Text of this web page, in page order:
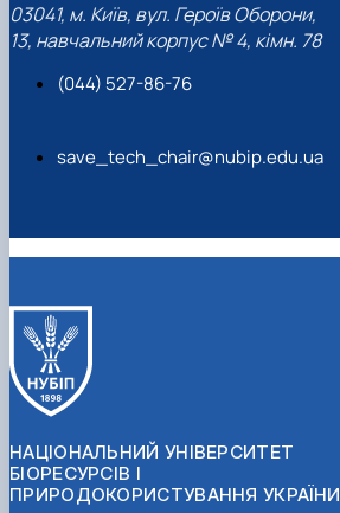
03041, м. Київ, вул. Героїв Оборони,
13, навчальний корпус № 4, кімн. 78
(044) 527-86-76
save_tech_chair@nubip.edu.ua
НАЦІОНАЛЬНИЙ УНІВЕРСИТЕТ
БІОРЕСУРСІВ І
ПРИРОДОКОРИСТУВАННЯ УКРАЇНИ